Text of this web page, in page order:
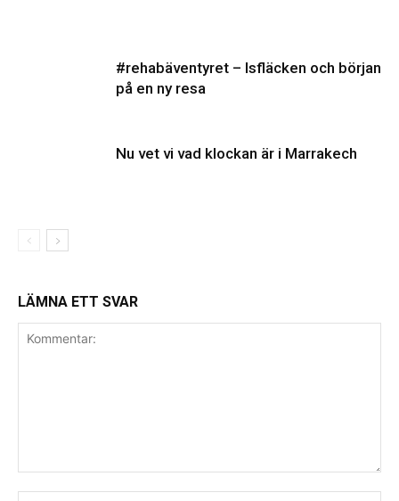
#rehabäventyret – Isfläcken och början
på en ny resa
Nu vet vi vad klockan är i Marrakech
LÄMNA ETT SVAR